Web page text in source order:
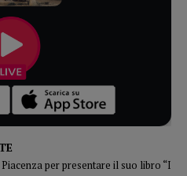
per presentare il suo libro “I